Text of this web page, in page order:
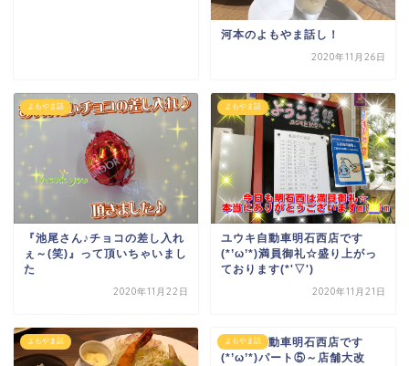
河本のよもやま話し！
2020年11月26日
よもやま話
『池尾さん♪チョコの差し入れ
ぇ～(笑)』って頂いちゃいまし
た
2020年11月22日
よもやま話
ユウキ自動車明石西店です
(*’ω’*)満員御礼☆盛り上がっ
ております(*'▽')
2020年11月21日
よもやま話 よもやま話
ユウキ自動車明石西店です
(*’ω’*)パート⑤～店舗大改